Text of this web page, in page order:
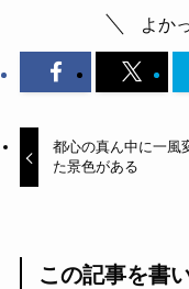
よか
都心の真ん中に一風
た景色がある
この記事を書